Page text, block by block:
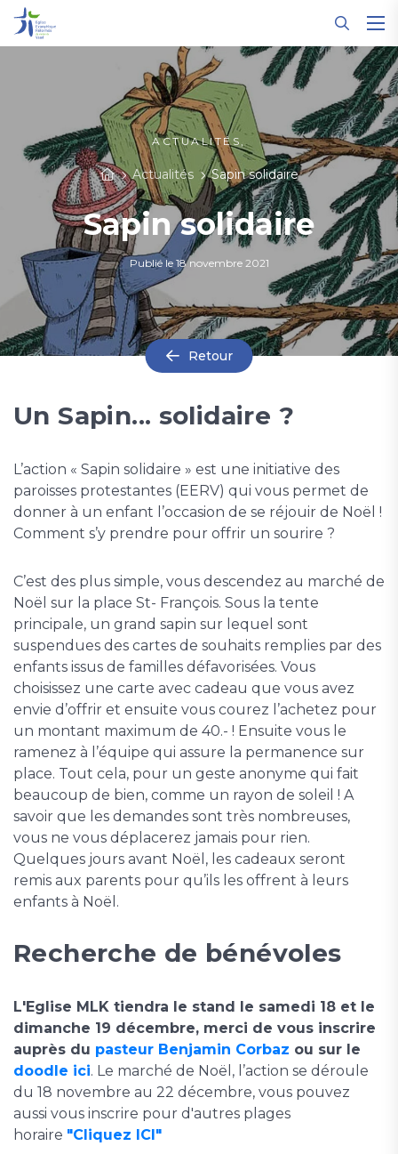
ACTUALITÉS,
Actualités Sapin solidaire
Sapin solidaire
Publié le 18 novembre 2021
Retour
Un Sapin... solidaire ?
L’action « Sapin solidaire » est une initiative des
paroisses protestantes (EERV) qui vous permet de
donner à un enfant l’occasion de se réjouir de Noël !
Comment s’y prendre pour offrir un sourire ?
C’est des plus simple, vous descendez au marché de
Noël sur la place St- François. Sous la tente
principale, un grand sapin sur lequel sont
suspendues des cartes de souhaits remplies par des
enfants issus de familles défavorisées. Vous
choisissez une carte avec cadeau que vous avez
envie d’offrir et ensuite vous courez l’achetez pour
un montant maximum de 40.- ! Ensuite vous le
ramenez à l’équipe qui assure la permanence sur
place. Tout cela, pour un geste anonyme qui fait
beaucoup de bien, comme un rayon de soleil ! A
savoir que les demandes sont très nombreuses,
vous ne vous déplacerez jamais pour rien.
Quelques jours avant Noël, les cadeaux seront
remis aux parents pour qu’ils les offrent à leurs
enfants à Noël.
Recherche de bénévoles
L'Eglise MLK tiendra le stand le samedi 18 et le
dimanche 19 décembre, merci de vous inscrire
auprès du pasteur Benjamin Corbaz ou sur le
doodle ici. Le marché de Noël, l’action se déroule
du 18 novembre au 22 décembre, vous pouvez
aussi vous inscrire pour d'autres plages
horaire "Cliquez ICI"
Panneau de gestion des cookies